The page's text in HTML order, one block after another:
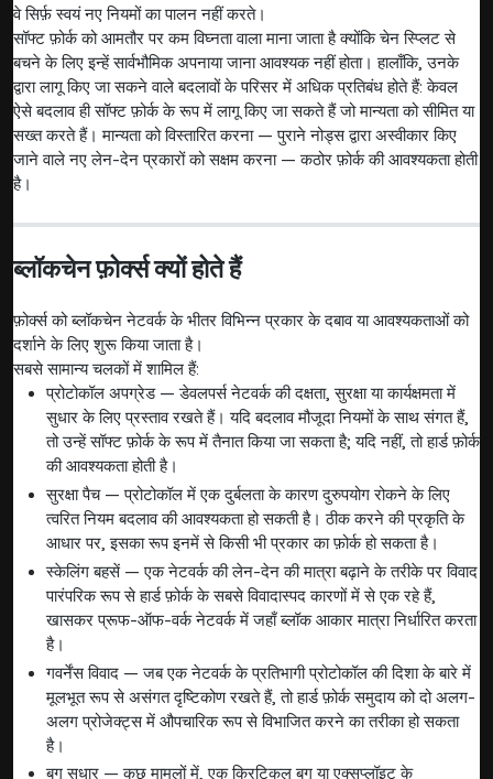
वे सिर्फ़ स्वयं नए नियमों का पालन नहीं करते।
सॉफ्ट फ़ोर्क को आमतौर पर कम विघ्नता वाला माना जाता है क्योंकि चेन स्प्लिट से
बचने के लिए इन्हें सार्वभौमिक अपनाया जाना आवश्यक नहीं होता। हालाँकि, उनके
द्वारा लागू किए जा सकने वाले बदलावों के परिसर में अधिक प्रतिबंध होते हैं: केवल
ऐसे बदलाव ही सॉफ्ट फ़ोर्क के रूप में लागू किए जा सकते हैं जो मान्यता को सीमित या
सख्त करते हैं। मान्यता को विस्तारित करना — पुराने नोड्स द्वारा अस्वीकार किए
जाने वाले नए लेन-देन प्रकारों को सक्षम करना — कठोर फ़ोर्क की आवश्यकता होती
है।
ब्लॉकचेन फ़ोर्क्स क्यों होते हैं
फ़ोर्क्स को ब्लॉकचेन नेटवर्क के भीतर विभिन्न प्रकार के दबाव या आवश्यकताओं को
दर्शाने के लिए शुरू किया जाता है।
सबसे सामान्य चलकों में शामिल हैं:
प्रोटोकॉल अपग्रेड — डेवलपर्स नेटवर्क की दक्षता, सुरक्षा या कार्यक्षमता में
सुधार के लिए प्रस्ताव रखते हैं। यदि बदलाव मौजूदा नियमों के साथ संगत हैं,
तो उन्हें सॉफ्ट फ़ोर्क के रूप में तैनात किया जा सकता है; यदि नहीं, तो हार्ड फ़ोर्क
की आवश्यकता होती है।
सुरक्षा पैच — प्रोटोकॉल में एक दुर्बलता के कारण दुरुपयोग रोकने के लिए
त्वरित नियम बदलाव की आवश्यकता हो सकती है। ठीक करने की प्रकृति के
आधार पर, इसका रूप इनमें से किसी भी प्रकार का फ़ोर्क हो सकता है।
स्केलिंग बहसें — एक नेटवर्क की लेन-देन की मात्रा बढ़ाने के तरीके पर विवाद
पारंपरिक रूप से हार्ड फ़ोर्क के सबसे विवादास्पद कारणों में से एक रहे हैं,
खासकर प्रूफ-ऑफ-वर्क नेटवर्क में जहाँ ब्लॉक आकार मात्रा निर्धारित करता
है।
गवर्नेंस विवाद — जब एक नेटवर्क के प्रतिभागी प्रोटोकॉल की दिशा के बारे में
मूलभूत रूप से असंगत दृष्टिकोण रखते हैं, तो हार्ड फ़ोर्क समुदाय को दो अलग-
अलग प्रोजेक्ट्स में औपचारिक रूप से विभाजित करने का तरीका हो सकता
है।
बग सुधार — कुछ मामलों में, एक क्रिटिकल बग या एक्सप्लॉइट के